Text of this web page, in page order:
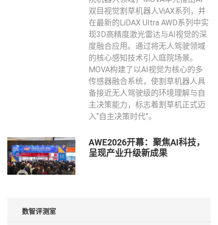
双目视觉割草机器人ViAX系列，并
在最新的LiDAX Ultra AWD系列中实
现3D高精度激光雷达与AI视觉的深
度融合应用。通过将无人驾驶领域
的核心感知技术引入庭院场景。
MOVA构建了以AI视觉为核心的多
传感器融合系统，使割草机器人具
备接近无人驾驶级的环境理解与自
主决策能力，标志着割草机正式迈
入“自主决策时代”。
AWE2026开幕：聚焦AI科技，
呈现产业升级新成果
数智评测室